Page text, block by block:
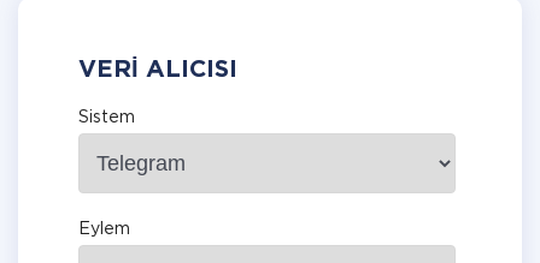
VERI ALICISI
Sistem
Eylem